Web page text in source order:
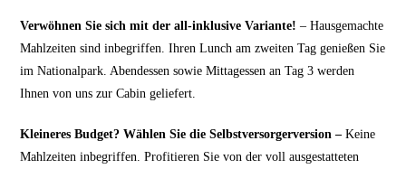
Verwöhnen Sie sich mit der all-inklusive Variante!– Hausgemachte
Mahlzeiten sind inbegriffen. Ihren Lunch am zweiten Tag genießen Sie
im Nationalpark. Abendessen sowie Mittagessen an Tag 3 werden
Ihnen von uns zur Cabin geliefert.
Kleineres Budget? Wählen Sie die Selbstversorgerversion –Keine
Mahlzeiten inbegriffen. Profitieren Sie von der voll ausgestatteten